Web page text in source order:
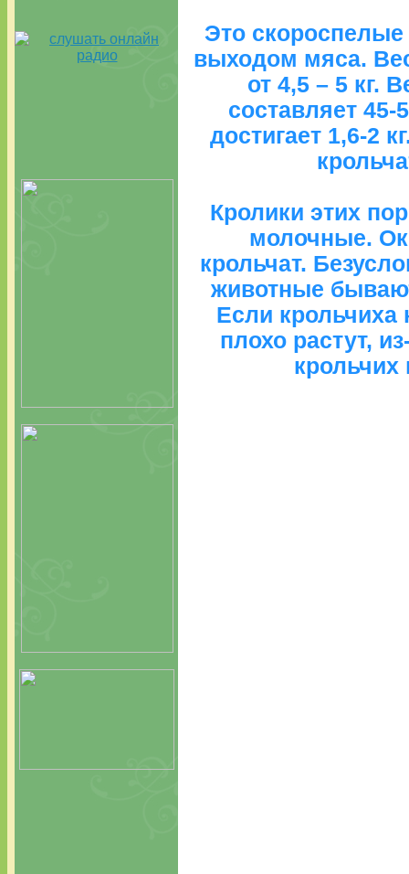
Это
выходом мяса.
от 4,5 – 5 кг.
составляет 45-
достигает 1,6-2
Кролики этих
молочные.
крольчат.
животные
Если крольчиха
плохо растут,